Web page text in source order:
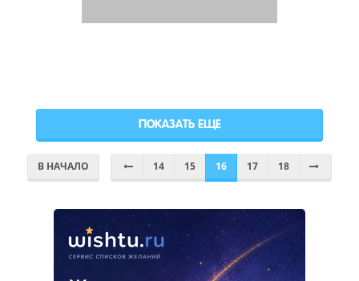
ПОКАЗАТЬ ЕЩЕ
В НАЧАЛО 14 15 16 17 18